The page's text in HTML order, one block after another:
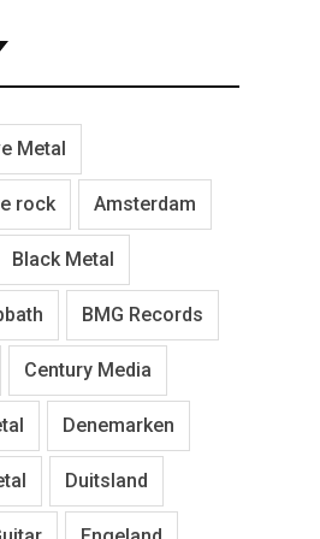
Metal
rock Amsterdam
Black Metal
BMG Records
Century Media
Denemarken
Duitsland